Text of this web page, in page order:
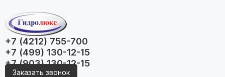
+7 (4212) 755-700
+7 (499) 130-12-15
+7 (903) 130-12-15
Заказать звонок